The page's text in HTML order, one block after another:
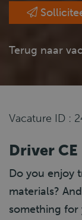
Terug naar
Vacature ID :
Driver
Do you enjoy
materials?
something for